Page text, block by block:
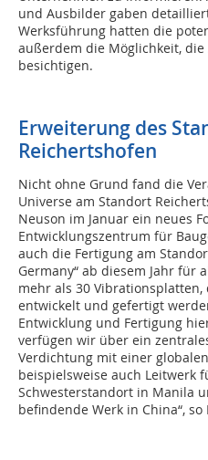
und Ausbilder gaben
Werksführung hatten die
außerdem die Möglichkeit,
besichtigen.
Erweiterung des
Reichertshofen
Nicht ohne Grund fand die
Universe am Standort
Neuson im Januar ein neues
Entwicklungszentrum für
auch die Fertigung am
Germany“ ab diesem Jahr für
mehr als 30
entwickelt und gefertigt
Entwicklung und Fertigung
verfügen wir über ein
Verdichtung mit einer
beispielsweise auch Leitwerk
Schwesterstandort in Manila
befindende Werk in China“,